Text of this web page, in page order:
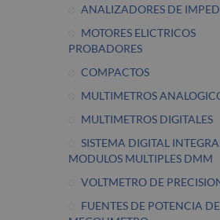
ANALIZADORES DE
MOTORES ELICTRICOS
PROBADORES
COMPACTOS
MULTIMETROS
MULTIMETROS DIGITALES
SISTEMA DIGITAL
MODULOS MULTIPLES DMM
VOLTMETRO DE
FUENTES DE POTENCIA DE